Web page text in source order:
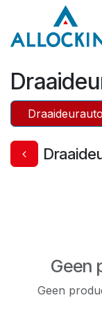
Overslaan naar
Geen
Geen